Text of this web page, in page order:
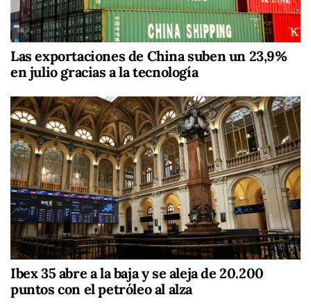
Las exportaciones de China suben un 23,9%
en julio gracias a la tecnología
Ibex 35 abre a la baja y se aleja de 20.200
puntos con el petróleo al alza